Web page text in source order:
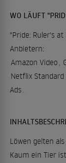
WO LÄUFT
"Pride: Ruler's
Anbietern:
Amazon Video ,
Netflix
Ads.
Löwen gelten
Kaum ein Tier